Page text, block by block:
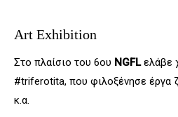
Art Exhibition
Στο πλαίσιο του 6ου NGFLελάβε
#triferotita, που φιλοξένησε έργα
κ.α.